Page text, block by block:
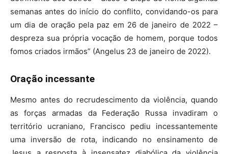
semanas antes do início do conflito, convidando-os para
um dia de oração pela paz em 26 de janeiro de 2022 –
despreza sua própria vocação de homem, porque todos
fomos criados irmãos” (Angelus 23 de janeiro de 2022).
Oração incessante
Mesmo antes do recrudescimento da violência, quando
as forças armadas da Federação Russa invadiram o
território ucraniano, Francisco pediu incessantemente
uma inversão de rota, indicando no ensinamento de